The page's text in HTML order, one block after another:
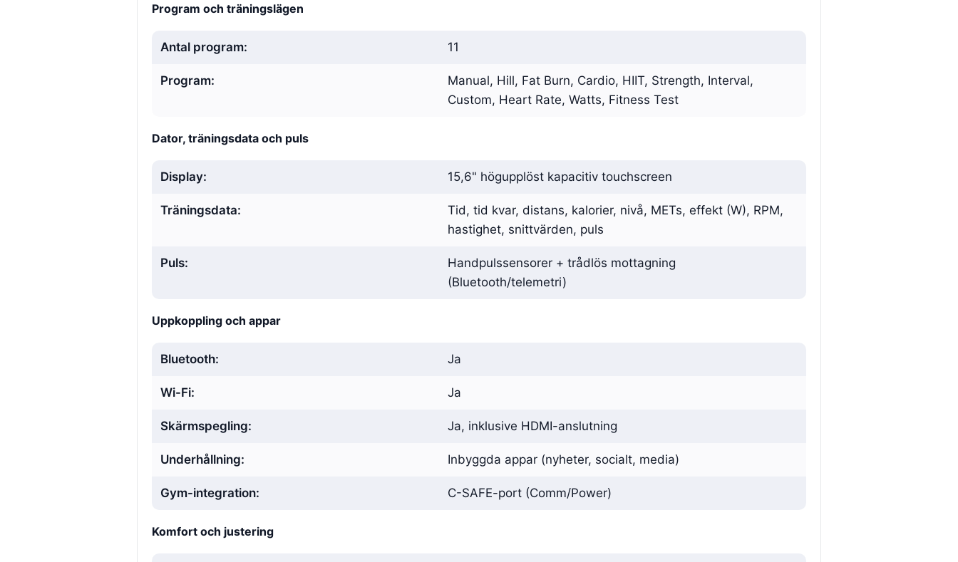
Program och träningslägen
Antal program: 11
Program:
Manual, Hill, Fat Burn, Cardio, HIIT, Strength, Interval,
Custom, Heart Rate, Watts, Fitness Test
Dator, träningsdata och puls
Display: 15,6" högupplöst kapacitiv touchscreen
Träningsdata:
Tid, tid kvar, distans, kalorier, nivå, METs, effekt (W), RPM,
hastighet, snittvärden, puls
Puls:
Handpulssensorer + trådlös mottagning
(Bluetooth/telemetri)
Uppkoppling och appar
Bluetooth: Ja
Wi-Fi: Ja
Skärmspegling: Ja, inklusive HDMI-anslutning
Underhållning: Inbyggda appar (nyheter, socialt, media)
Gym-integration: C-SAFE-port (Comm/Power)
Komfort och justering